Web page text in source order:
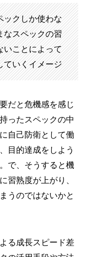
ックしか使わな
なスペックの習
いことによって
ていくイメージ
だと危機感を感じ
ったスペックの中
自己防衛として働
目的達成をしよう
で、そうすると機
習熟度が上がり、
うのではないかと
る成長スピード差